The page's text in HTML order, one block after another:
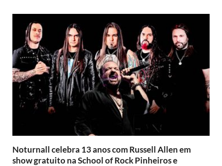
Noturnall celebra 13 anos com Russell Allen em
show gratuito na School of Rock Pinheiros e